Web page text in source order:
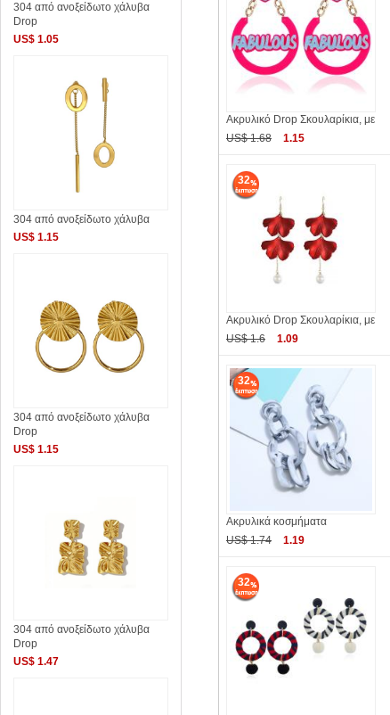
Ακρυλικό Drop Σκουλαρίκια, με
US$ 1.68
1.15
32
Ακρυλικό Drop Σκουλαρίκια, με
US$ 1.6
1.09
32
Ακρυλικά κοσμήματα
US$ 1.74
1.19
32
304 από ανοξείδωτο χάλυβα
Drop
US$ 1.05
304 από ανοξείδωτο χάλυβα
US$ 1.15
304 από ανοξείδωτο χάλυβα
Drop
US$ 1.15
304 από ανοξείδωτο χάλυβα
Drop
US$ 1.47